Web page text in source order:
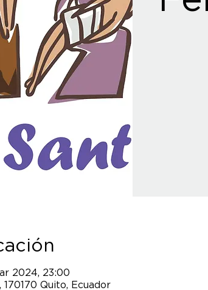
2024, 23:00
Quito, Ecuador